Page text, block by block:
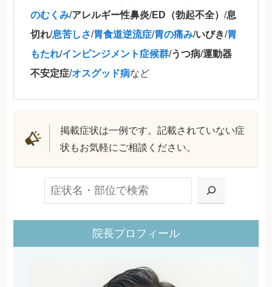
のむくみ/アレルギー性鼻炎/ED（勃起不全）/息
切れ/息苦しさ/胃食道逆流症/胃の痛み/いびき/胃
もたれ/インピンジメント症候群/うつ病/運動器
不安定症/オスグッド病など
掲載症状は一例です。記載されていない症
状もお気軽にご相談ください。
院長プロフィール